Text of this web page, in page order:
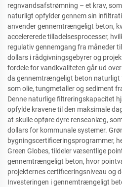
regnvandsafstrømning – et krav,
naturligt opfylder gennem sin
anvender gennemtrængeligt beton,
accelererede tilladelsesprocesser,
regulativ gennemgang fra måneder
dollars i rådgivningsgebyrer og
fordele for vandkvaliteten går ud
da gennemtrængeligt beton
som olie, tungmetaller og sediment
Denne naturlige filtreringskapacitet
opfylde kravene til den maksimale
at skulle opføre dyre renseanlæg,
dollars for kommunale systemer.
bygningscertificeringsprogrammer,
Green Globes, tildeler væsentlige
gennemtrængeligt beton, hvor
projekternes certificeringsniveau og
Investeringen i gennemtrængeligt